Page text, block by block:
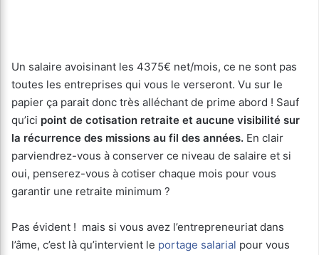
Un salaire avoisinant les 4375€ net/mois, ce ne sont pas
toutes les entreprises qui vous le verseront. Vu sur le
papier ça parait donc très alléchant de prime abord ! Sauf
qu’ici point de cotisation retraite et aucune visibilité sur
la récurrence des missions au fil des années. En clair
parviendrez-vous à conserver ce niveau de salaire et si
oui, penserez-vous à cotiser chaque mois pour vous
garantir une retraite minimum ?
Pas évident ! mais si vous avez l’entrepreneuriat dans
l’âme, c’est là qu’intervient le portage salarial pour vous